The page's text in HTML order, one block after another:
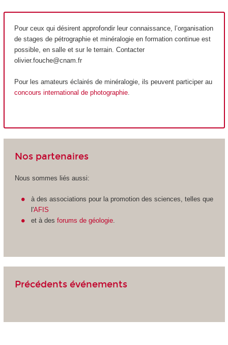
Pour ceux qui désirent approfondir leur connaissance, l’organisation
de stages de pétrographie et minéralogie en formation continue est
possible, en salle et sur le terrain. Contacter
olivier.fouche@cnam.fr
Pour les amateurs éclairés de minéralogie, ils peuvent participer au
concours international de photographie
Nos partenaires
Nous sommes liés aussi:
à des associations pour la promotion des sciences, telles que
l'AFIS
et à desforums de géologie
Précédents événements